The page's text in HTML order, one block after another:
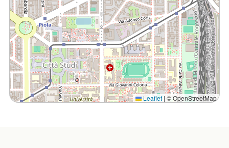
Leaflet | © OpenStreetMap